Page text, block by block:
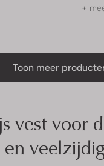
+
Toon meer
vest voor